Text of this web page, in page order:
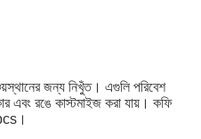
জন্য নিখুঁত। এগুলি পরিবেশ
এবং রঙে কাস্টমাইজ করা যায়। কফি